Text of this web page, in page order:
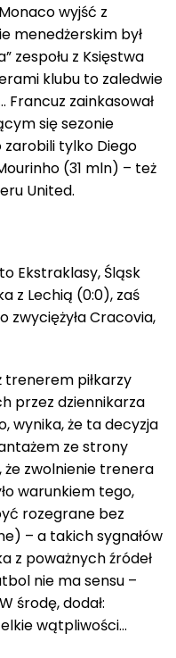
wyjść z
menedżerskim był
zespołu z Księstwa
klubu to zaledwie
zainkasował
się sezonie
zarobili tylko Diego
(31 mln) – też
United.
Ekstraklasy, Śląsk
z Lechią (0:0), zaś
zwyciężyła Cracovia,
trenerem piłkarzy
przez dziennikarza
wynika, że ta decyzja
ze strony
że zwolnienie trenera
warunkiem tego,
rozegrane bez
– a takich sygnałów
z poważnych źródeł
nie ma sensu –
środę, dodał:
wątpliwości…